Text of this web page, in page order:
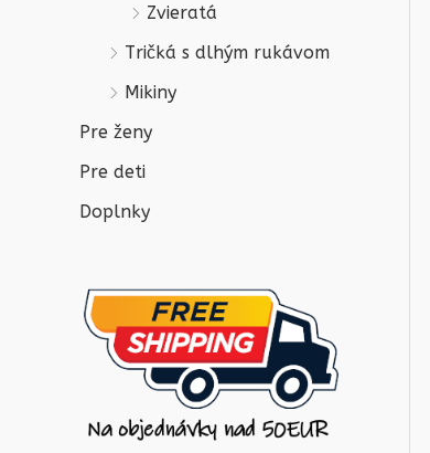
Zvieratá
Tričká s dlhým rukávom
Mikiny
Pre ženy
Pre deti
Doplnky